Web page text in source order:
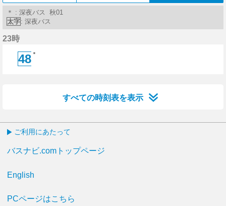
＊ : 深夜バス 秋01
太字: 深夜バス
23時
48 ＊
すべての時刻表を表示
ご利用にあたって
バスナビ.comトップページ
English
PCページはこちら